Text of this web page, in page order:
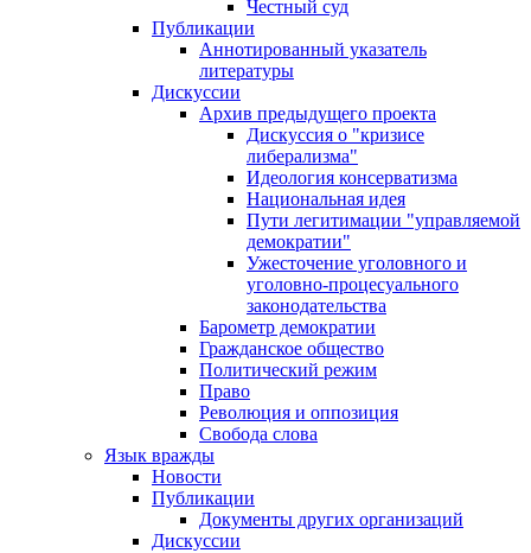
Честный суд
Публикации
Аннотированный указатель
литературы
Дискуссии
Архив предыдущего проекта
Дискуссия о "кризисе
либерализма"
Идеология консерватизма
Национальная идея
Пути легитимации "управляемой
демократии"
Ужесточение уголовного и
уголовно-процесуального
законодательства
Барометр демократии
Гражданское общество
Политический режим
Право
Революция и оппозиция
Свобода слова
Язык вражды
Новости
Публикации
Документы других организаций
Дискуссии